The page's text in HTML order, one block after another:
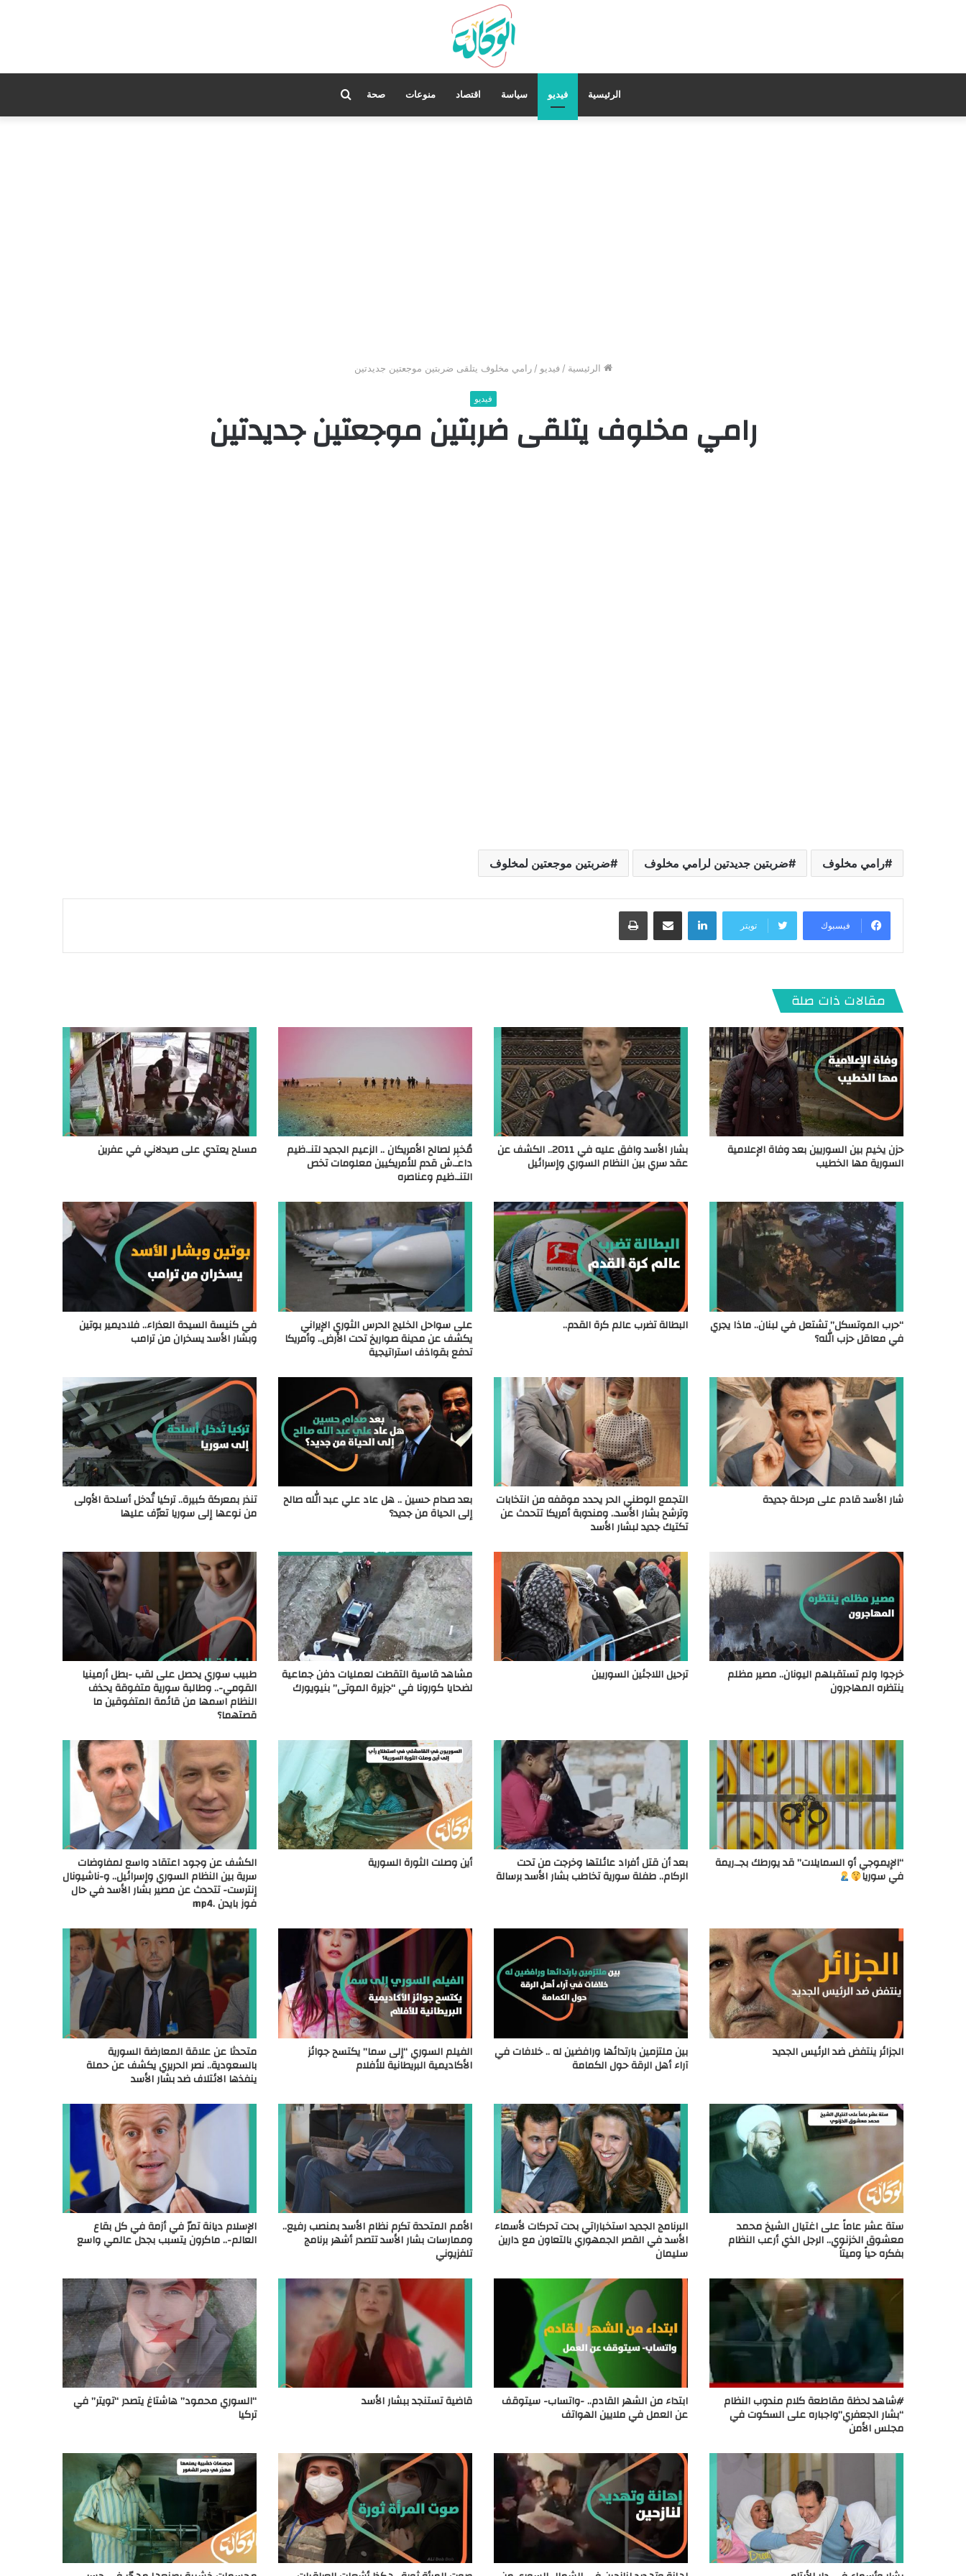
الرئيسية فيديو سياسة اقتصاد منوعات صحة
الرئيسية / فيديو / رامي مخلوف يتلقى ضربتين موجعتين جديدتين
فيديو
رامي مخلوف يتلقى ضربتين موجعتين جديدتين
رامي مخلوف ضربتين جديدتين لرامي مخلوف ضربتين موجعتين لمخلوف
فيسبوك تويتر
لينكدإن
مقالات ذات صلة
حزن يخيم بين السوريين بعد وفاة الإعلامية
السورية مها الخطيب
بشار الأسد وافق عليه في 2011.. الكشف عن
عقد سري بين النظام السوري وإسرائيل
مُخبِر لصالح الأمريكان .. الزعيم الجديد لتنـ.ظيم
داعـ.ش قدم للأمريكيين معلومات تخص
التنـ.ظيم وعناصره
مسلح يعتدي على صيدلاني في عفرين
“حرب الموتسكل” تشتعل في لبنان.. ماذا يجري
في معاقل حزب الله؟
البطالة تضرب عالم كرة القدم.. على سواحل الخليج الحرس الثوري الإيراني
يكشف عن مدينة صواريخ تحت الأرض.. وأمريكا
تدفع بقواذف استراتيجية
في كنيسة السيدة العذراء.. فلاديمير بوتين
وبشار الأسد يسخران من ترامب
شار الأسد قادم على مرحلة جديدة التجمع الوطني الحر يحدد موقفه من انتخابات
وترشح بشار الأسد.. ومندوبة أمريكا تتحدث عن
تكتيك جديد لبشار الأسد
بعد صدام حسين .. هل عاد علي عبد الله صالح
إلى الحياة من جديد؟
تنذر بمعركة كبيرة.. تركيا تُدخل أسلحة الأولى
من نوعها إلى سوريا تعرّف عليها
خرجوا ولم تستقبلهم اليونان.. مصير مظلم
ينتظره المهاجرون
ترحيل اللاجئين السوريين مشاهد قاسية التقطت لعمليات دفن جماعية
لضحايا كورونا في “جزيرة الموتى” بنيويورك
طبيب سوري يحصل على لقب -بطل أرمينيا
القومي-.. وطالبة سورية متفوقة يحذف
النظام اسمها من قائمة المتفوقين ما
قصتهما؟
“الإيموجي أو السمايلات” قد يورطك بجـ.ريمة
في سوريا
بعد أن قتل أفراد عائلتها وخرجت من تحت
الركام.. طفلة سورية تخاطب بشار الأسد برسالة
أين وصلت الثورة السورية الكشف عن وجود اعتقاد واسع لمفاوضات
سرية بين النظام السوري وإسرائيل.. و-ناشيونال
إنترست- تتحدث عن مصير بشار الأسد في حال
فوز بايدن .mp4
الجزائر ينتفض ضد الرئيس الجديد بين ملتزمين بارتدائها ورافضين له .. خلافات في
آراء أهل الرقة حول الكمامة
الفيلم السوري “إلى سما” يكتسح جوائز
الأكاديمية البريطانية للأفلام
متحدثا عن علاقة المعارضة السورية
بالسعودية.. نصر الحريري يكشف عن حملة
ينفذها الائتلاف ضد بشار الأسد
ستة عشر عاماً على اغتيال الشيخ محمد
معشوق الخزنوي.. الرجل الذي أرعب النظام
بفكره حياً وميتاً
البرنامج الجديد استخباراتي بحت تحركات لأسماء
الأسد في القصر الجمهوري بالتعاون مع دارين
سليمان
الأمم المتحدة تكرم نظام الأسد بمنصب رفيع..
وممارسات بشار الأسد تتصدر أشهر برنامج
تلفزيوني
الإسلام ديانة تمرّ في أزمة في كل بقاع
العالم-.. ماكرون يتسبب بجدل عالمي واسع
#شاهد لحظة مقاطعة كلام مندوب النظام
“بشار الجعفري”واجباره على السكوت في
مجلس الأمن
ابتداء من الشهر القادم.. -واتساب- سيتوقف
عن العمل في ملايين الهواتف
قاضية تستنجد ببشار الأسد “السوري محمود” هاشتاغ يتصدر “تويتر” في
تركيا